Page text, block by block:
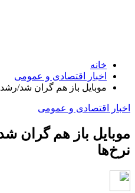
خانه
اخبار اقتصادی و عمومی
موبایل باز هم گران شد/رشد ۵۰ درصدی نرخ‌ها
اخبار اقتصادی و عمومی
نرخ‌ها